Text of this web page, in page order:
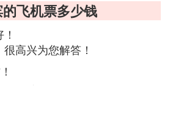
飞机票多少钱
高兴为您解答！